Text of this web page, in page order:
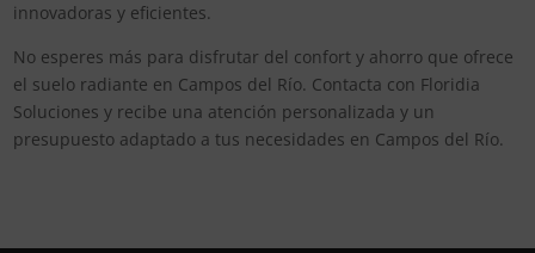
innovadoras y eficientes.
No esperes más para disfrutar del confort y ahorro que ofrece
el suelo radiante en Campos del Río. Contacta con Floridia
Soluciones y recibe una atención personalizada y un
presupuesto adaptado a tus necesidades en Campos del Río.